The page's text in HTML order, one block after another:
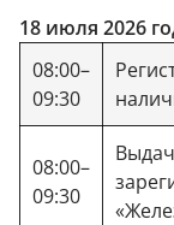
18 июля 2026
08:00–
09:30
08:00–
09:30